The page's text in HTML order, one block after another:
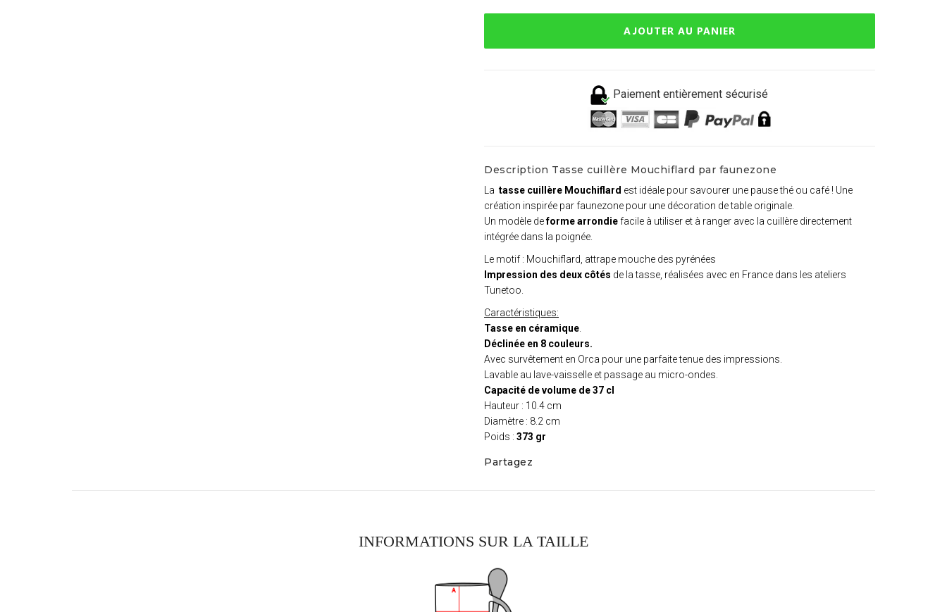
AJOUTER AU PANIER
Paiement entièrement sécurisé
Description Tasse cuillère Mouchiflard par faunezone
La tasse cuillère Mouchiflard est idéale pour savourer une pause thé ou café ! Une
création inspirée par faunezone pour une décoration de table originale.
Un modèle deforme arrondiefacile à utiliser et à ranger avec la cuillère directement
intégrée dans la poignée.
Le motif : Mouchiflard, attrape mouche des pyrénées
Impression des deux côtés de la tasse, réalisées avec en France dans les ateliers
Tunetoo.
Caractéristiques:
Tasse en céramique
Déclinée en 8 couleurs.
Avec survêtement en Orca pour une parfaite tenue des impressions.
Lavable au lave-vaisselle et passage au micro-ondes.
Capacité de volume de 37 cl
Hauteur : 10.4 cm
Diamètre : 8.2 cm
Poids : 373 gr
Partagez
INFORMATIONS SUR LA TAILLE